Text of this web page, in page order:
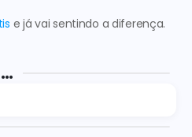
e já vai sentindo a diferença.